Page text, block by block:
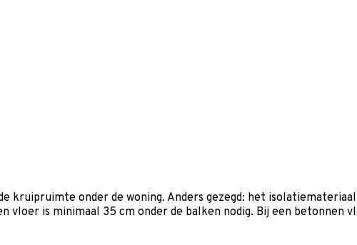
kruipruimte onder de woning. Anders gezegd: het
is minimaal 35 cm onder de balken nodig. Bij een betonnen